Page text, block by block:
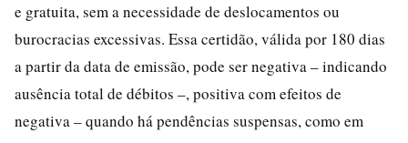
e gratuita, sem a necessidade de deslocamentos ou
burocracias excessivas. Essa certidão, válida por 180 dias
a partir da data de emissão, pode ser negativa – indicando
ausência total de débitos –, positiva com efeitos de
negativa – quando há pendências suspensas, como em